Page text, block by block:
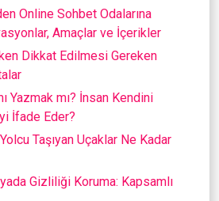
Online Sohbet Odalarına
Amaçlar ve İçerikler
Dikkat Edilmesi Gereken
Yazmak mı? İnsan Kendini
İfade Eder?
Taşıyan Uçaklar Ne Kadar
Gizliliği Koruma: Kapsamlı